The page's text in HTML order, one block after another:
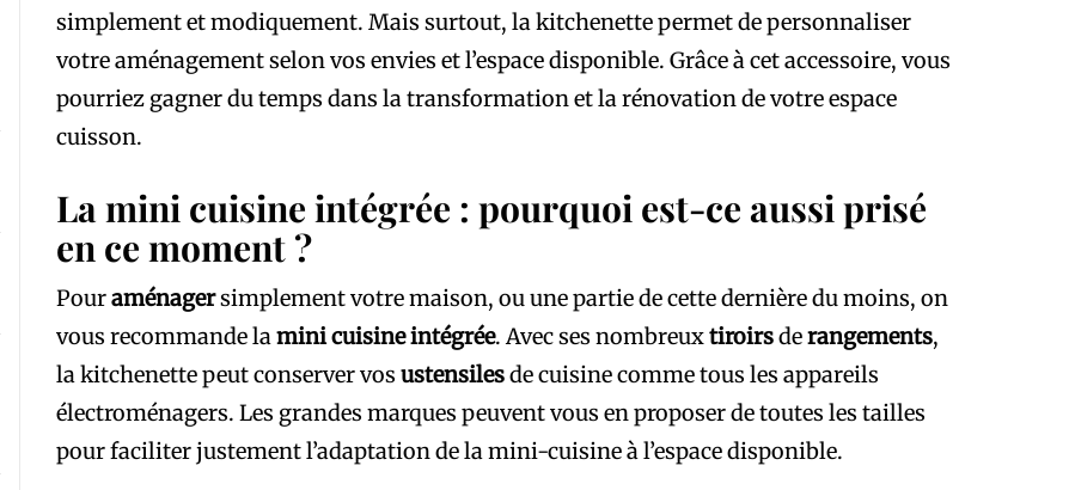
simplement et modiquement. Mais surtout, la kitchenette permet de personnaliser
votre aménagement selon vos envies et l’espace disponible. Grâce à cet accessoire, vous
pourriez gagner du temps dans la transformation et la rénovation de votre espace
cuisson.
La mini cuisine intégrée : pourquoi est-ce aussi prisé
en ce moment ?
Pouraménagersimplement votre maison, ou une partie de cette dernière du moins, on
vous recommande lamini cuisine intégrée. Avec ses nombreuxtiroirsderangements,
la kitchenette peut conserver vosustensilesde cuisine comme tous les appareils
électroménagers. Les grandes marques peuvent vous en proposer de toutes les tailles
pour faciliter justement l’adaptation de la mini-cuisine à l’espace disponible.